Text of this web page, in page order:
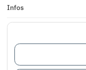
Infos
Bewertungen